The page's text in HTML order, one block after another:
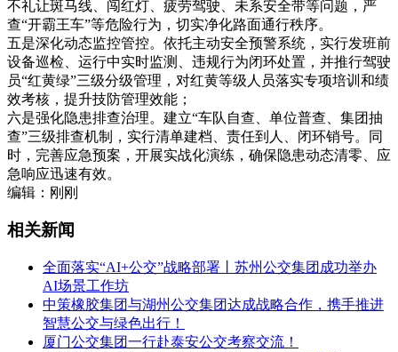
不礼让斑马线、闯红灯、疲劳驾驶、未系安全带等问题，严
查“开霸王车”等危险行为，切实净化路面通行秩序。
五是深化动态监控管控。依托主动安全预警系统，实行发班前
设备巡检、运行中实时监测、违规行为闭环处置，并推行驾驶
员“红黄绿”三级分级管理，对红黄等级人员落实专项培训和绩
效考核，提升技防管理效能；
六是强化隐患排查治理。建立“车队自查、单位普查、集团抽
查”三级排查机制，实行清单建档、责任到人、闭环销号。同
时，完善应急预案，开展实战化演练，确保隐患动态清零、应
急响应迅速有效。
编辑：刚刚
相关新闻
全面落实“AI+公交”战略部署丨苏州公交集团成功举办
AI场景工作坊
中策橡胶集团与湖州公交集团达成战略合作，携手推进
智慧公交与绿色出行！
厦门公交集团一行赴泰安公交考察交流！